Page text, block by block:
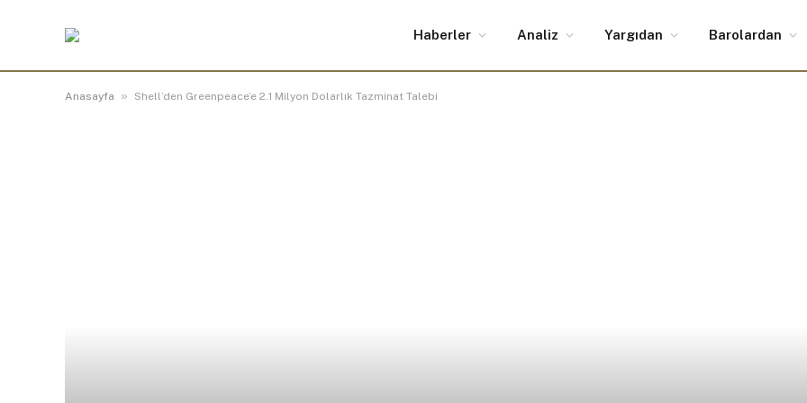
Haberler Analiz Yargıdan Barolardan
Anasayfa » Shell’den Greenpeace’e 2.1 Milyon Dolarlık Tazminat Talebi